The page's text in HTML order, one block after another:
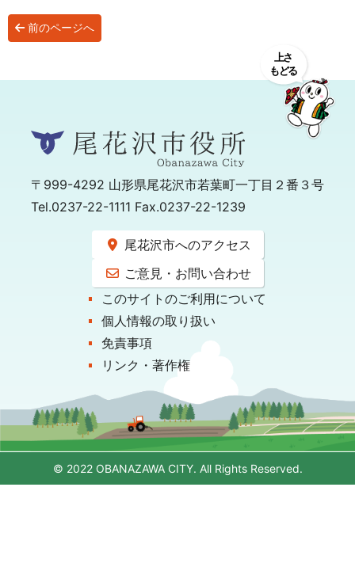
前のページへ
〒999-4292 山形県尾花沢市若葉町一丁目２番３号
Tel.0237-22-1111 Fax.0237-22-1239
尾花沢市へのアクセス
ご意見・お問い合わせ
このサイトのご利用について
個人情報の取り扱い
免責事項
リンク・著作権
© 2022 OBANAZAWA CITY. All Rights Reserved.